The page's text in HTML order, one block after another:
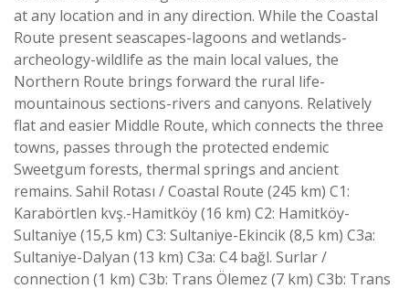
at any location and in any direction. While the Coastal
Route present seascapes-lagoons and wetlands-
archeology-wildlife as the main local values, the
Northern Route brings forward the rural life-
mountainous sections-rivers and canyons. Relatively
flat and easier Middle Route, which connects the three
towns, passes through the protected endemic
Sweetgum forests, thermal springs and ancient
remains. Sahil Rotası / Coastal Route (245 km) C1:
Karabörtlen kvş.-Hamitköy (16 km) C2: Hamitköy-
Sultaniye (15,5 km) C3: Sultaniye-Ekincik (8,5 km) C3a:
Sultaniye-Dalyan (13 km) C3a: C4 bağl. Surlar /
connection (1 km) C3b: Trans Ölemez (7 km) C3b: Trans